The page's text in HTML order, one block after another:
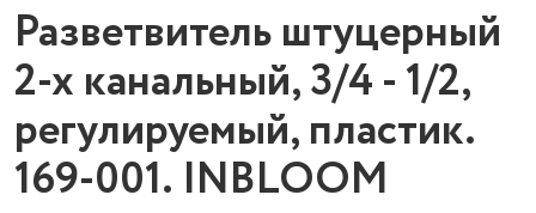
Разветвитель штуцерный
2-х канальный, 3/4 - 1/2,
регулируемый, пластик.
169-001. INBLOOM